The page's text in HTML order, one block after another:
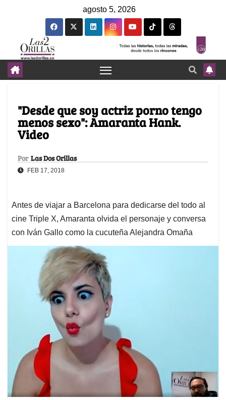
agosto 5, 2026
"Desde que soy actriz porno tengo
menos sexo": Amaranta Hank.
Video
Por Las Dos Orillas
FEB 17, 2018
Antes de viajar a Barcelona para dedicarse del todo al
cine Triple X, Amaranta olvida el personaje y conversa
con Iván Gallo como la cucuteña Alejandra Omaña